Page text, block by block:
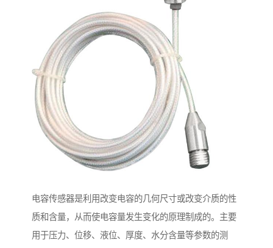
电容传感器是利用改变电容的几何尺寸或改变介质的性
质和含量，从而使电容量发生变化的原理制成的。主要
用于压力、位移、液位、厚度、水分含量等参数的测